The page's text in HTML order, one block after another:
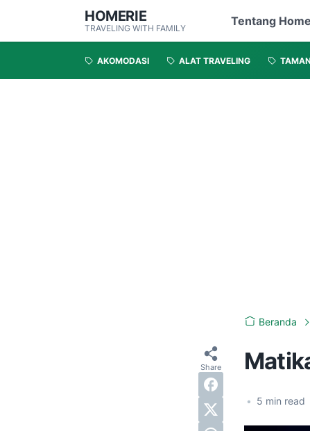
HOMERIE
TRAVELING WITH FAMILY
Tentang
AKOMODASI ALAT TRAVELING TAMAN
Beranda
• 5 min read